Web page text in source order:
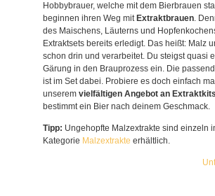
Hobbybrauer, welche mit dem Bierbrauen
beginnen ihren Weg mit Extraktbrauen.
des Maischens, Läuterns und
Extraktsets bereits erledigt. Das heißt: Malz
schon drin und verarbeitet. Du steigst quasi
Gärung in den Brauprozess ein. Die
ist im Set dabei. Probiere es doch einfach
unserem vielfältigen Angebot an Extraktkits
bestimmt ein Bier nach deinem Geschmack.
Tipp: Ungehopfte Malzextrakte sind einzeln
Kategorie Malzextrakte erhältlich.